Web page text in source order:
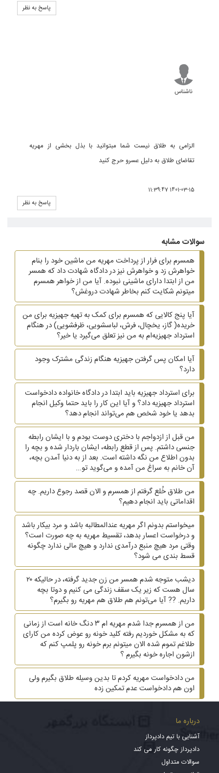
پاسخ به نظر
ناشناس
الزامی به طلاق نیست شما مبتوانید با بذل بخشی از مهریه
تقاضای طلاق به دلیل عسرو حرج کنید
1401-03-15 11:39:47
پاسخ به نظر
سوالات مشابه
همسرم برای فرار از پرداخت مهریه من ماشین خود را بنام
خواهرش زد و خواهرش نیز در دادگاه شهادت داد که همسر
من از ابتدا دارای ماشینی نبوده. آیا من از خواهر همسرم
میتونم شکایت کنم بخاطر شهادت دروغش؟
آیا پنج کالایی که همسرم برای کمک به تهیه جهیزیه برای من
خریده( گاز، یخچال، فرش، لباسشویی، ظرفشویی)‌ در هنگام
استرداد جهیزیه‌ام به من نیز تعلق می‌گیرد یا خیر؟
آیا امکان پس گرفتن جهیزیه هنگام زندگی مشترک وجود
دارد؟
برای استرداد جهیزیه باید ابتدا در دادگاه خانواده دادخواست
استرداد جهیزیه داد؟ و آیا این کار را باید حتما وکیل انجام
بدهد یا خود شخص هم می‌تواند انجام دهد؟
من قبل از ازدواجم با دختری دوست بودم و با ایشان رابطه
جنسی داشتم. پس از قطع رابطه، ایشان باردار شده و بچه را
بدون اطلاع من نگه داشته است. بعد از به دنیا آمدن بچه،
آن خانم به سراغ من آمده و می‌گوید تو...
من طلاق خُلع گرفتم از همسرم و الان قصد رجوع داریم. چه
اقداماتی باید انجام دهیم؟
میخواستم بدونم اگر مهریه عندالمطالبه باشد و مرد بیکار باشد
و درخواست اعسار بدهد، تقسیط مهریه به چه صورت است؟
وقتی مرد هیچ منبع درآمدی ندارد و هیچ مالی ندارد چگونه
قسط بندی می شود؟
دیشب متوجه شدم همسر من زن جدید گرفته، در حالیکه ۲۰
سال هست که زیر یک سقف زندگی می کنیم و دوتا بچه
داریم. ?? آیا می‌تونم هم طلاق هم مهریه رو بگیرم؟
من از همسرم جدا شدم مهریه ام ۳ دنگ خانه است از زمانی
که به مشکل خوردیم رفته کلید خونه رو عوض کرده من کارای
طلاغم تموم شده الان میتونم برم خونه رو پلمپ کنم که
ازشون اجاره خونه بگیرم ؟
من دادخواست مهریه کردم تا بدین وسیله طلاق بگیرم ولی
اون هم دادخواست عدم تمکین زده
درباره ما
آشنایی با تیم دادپرداز
دادپرداز چگونه کار می کند
سوالات متداول